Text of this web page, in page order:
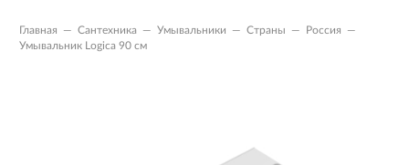
Главная — Сантехника — Умывальники — Страны — Россия
—
Умывальник Logica 90 см